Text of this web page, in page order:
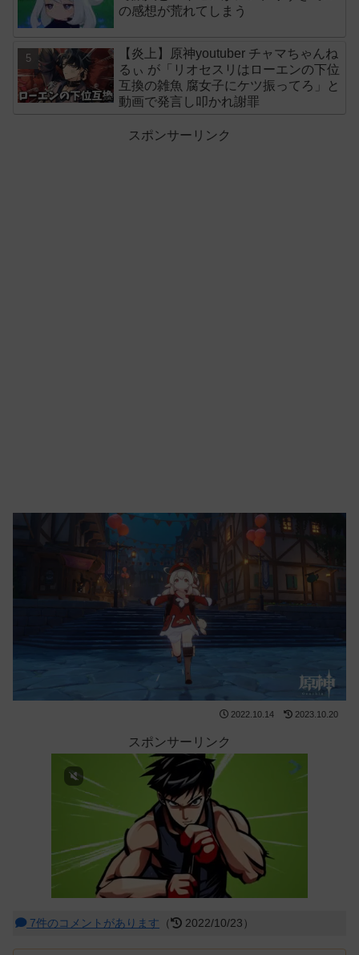
の感想が荒れてしまう
【炎上】原神youtuber チャマちゃんね
るぃ が「リオセスリはローエンの下位
互換の雑魚 腐女子にケツ振ってろ」と
動画で発言し叩かれ謝罪
スポンサーリンク
2022.10.14 2023.10.20
スポンサーリンク
7件のコメントがあります （ 2022/10/23）